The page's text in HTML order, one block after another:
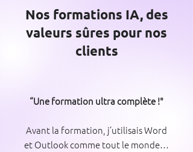
Nos formations IA, des
valeurs sûres pour nos
clients
“Une formation ultra complète !"
Avant la formation, j’utilisais Word
et Outlook comme tout le monde…